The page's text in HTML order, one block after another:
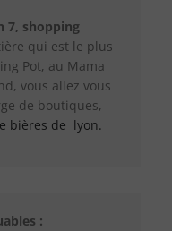
7, shopping
qui est le plus
Pot, au Mama
vous allez vous
de boutiques,
bières de lyon.
: